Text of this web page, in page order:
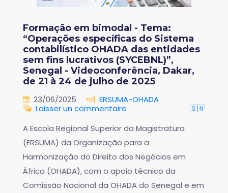
Formação em bimodal - Tema:
“Operações específicas do Sistema
contabilístico OHADA das entidades
sem fins lucrativos (SYCEBNL)”,
Senegal - Videoconferência, Dakar,
de 21 à 24 de julho de 2025
23/06/2025
ERSUMA-OHADA
Laisser un commentaire
🇸🇳
A Escola Regional Superior da Magistratura
(ERSUMA) da Organização para a
Harmonização do Direito dos Negócios em
África (OHADA), com o apoio técnico da
Comissão Nacional da OHADA do Senegal e em